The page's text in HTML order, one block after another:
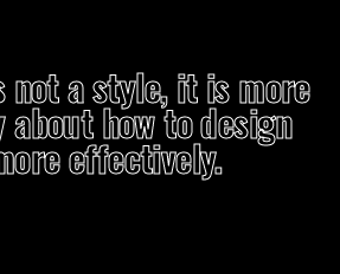
a style, it is more
about how to design
effectively.